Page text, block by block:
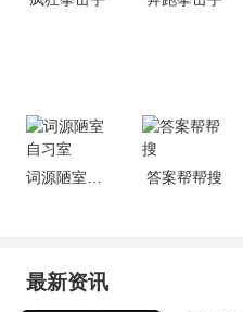
答案帮帮搜
最新资讯